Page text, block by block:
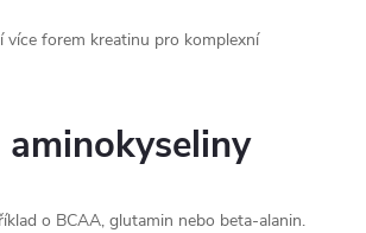
více forem kreatinu pro komplexní
aminokyseliny
o BCAA, glutamin nebo beta-alanin.